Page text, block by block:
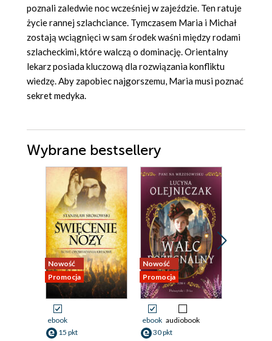
poznali zaledwie noc wcześniej w zajeździe. Ten ratuje
życie rannej szlachciance. Tymczasem Maria i Michał
zostają wciągnięci w sam środek waśni między rodami
szlacheckimi, które walczą o dominację. Orientalny
lekarz posiada kluczową dla rozwiązania konfliktu
wiedzę. Aby zapobiec najgorszemu, Maria musi poznać
sekret medyka.
Wybrane bestsellery
Nowość
Promocja
ebook
15 pkt
Nowość
Promocja
ebook audiobook
30 pkt